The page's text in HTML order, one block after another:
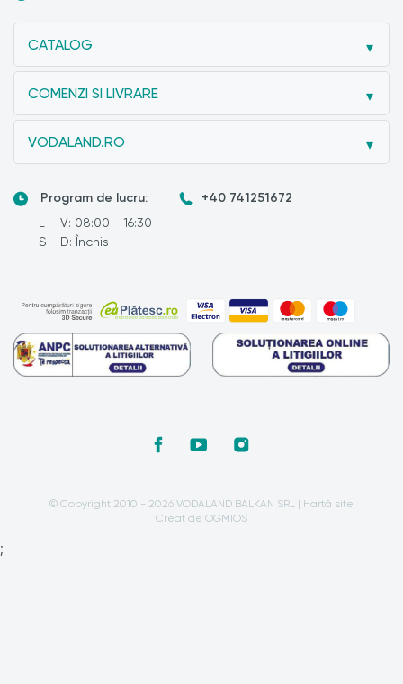
CATALOG
COMENZI SI LIVRARE
VODALAND.RO
Program de lucru:
L – V: 08:00 - 16:30
S - D: Închis
+40 741251672
© Copyright 2010 - 2026 VODALAND BALKAN SRL | Hartă site
Creat de OGMIOS
;